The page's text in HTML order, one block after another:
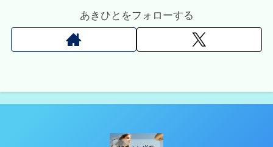
あきひとをフォローする